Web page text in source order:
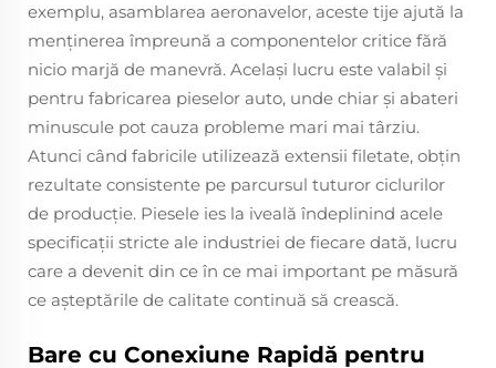
exemplu, asamblarea aeronavelor, aceste tije ajută la
menținerea împreună a componentelor critice fără
nicio marjă de manevră. Același lucru este valabil și
pentru fabricarea pieselor auto, unde chiar și abateri
minuscule pot cauza probleme mari mai târziu.
Atunci când fabricile utilizează extensii filetate, obțin
rezultate consistente pe parcursul tuturor ciclurilor
de producție. Piesele ies la iveală îndeplinind acele
specificații stricte ale industriei de fiecare dată, lucru
care a devenit din ce în ce mai important pe măsură
ce așteptările de calitate continuă să crească.
Bare cu Conexiune Rapidă pentru